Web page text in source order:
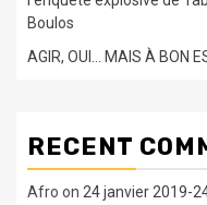
Boulos
AGIR, OUI… MAIS À BON
RECENT
Afro on 24 janvier 2019-